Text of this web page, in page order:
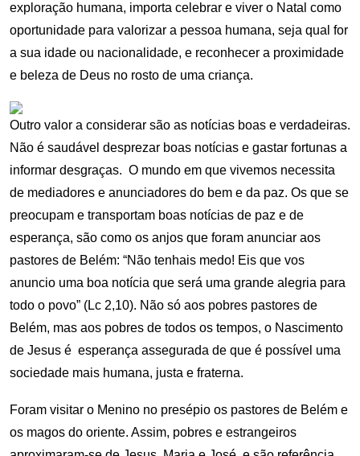
exploração humana, importa celebrar e viver o Natal como
oportunidade para valorizar a pessoa humana, seja qual for
a sua idade ou nacionalidade, e reconhecer a proximidade
e beleza de Deus no rosto de uma criança.
Outro valor a considerar são as notícias boas e verdadeiras.
Não é saudável desprezar boas notícias e gastar fortunas a
informar desgraças. O mundo em que vivemos necessita
de mediadores e anunciadores do bem e da paz. Os que se
preocupam e transportam boas notícias de paz e de
esperança, são como os anjos que foram anunciar aos
pastores de Belém: “Não tenhais medo! Eis que vos
anuncio uma boa notícia que será uma grande alegria para
todo o povo” (Lc 2,10). Não só aos pobres pastores de
Belém, mas aos pobres de todos os tempos, o Nascimento
de Jesus é esperança assegurada de que é possível uma
sociedade mais humana, justa e fraterna.
Foram visitar o Menino no presépio os pastores de Belém e
os magos do oriente. Assim, pobres e estrangeiros